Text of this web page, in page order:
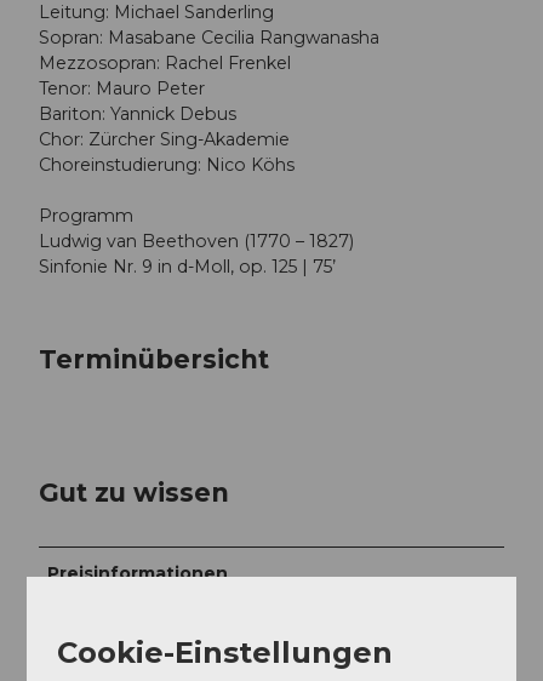
Leitung: Michael Sanderling
Sopran: Masabane Cecilia Rangwanasha
Mezzosopran: Rachel Frenkel
Tenor: Mauro Peter
Bariton: Yannick Debus
Chor: Zürcher Sing-Akademie
Choreinstudierung: Nico Köhs
Programm
Ludwig van Beethoven (1770 – 1827)
Sinfonie Nr. 9 in d-Moll, op. 125 | 75’
Terminübersicht
Gut zu wissen
Preisinformationen
Ansprechpartner:in
Cookie-Einstellungen